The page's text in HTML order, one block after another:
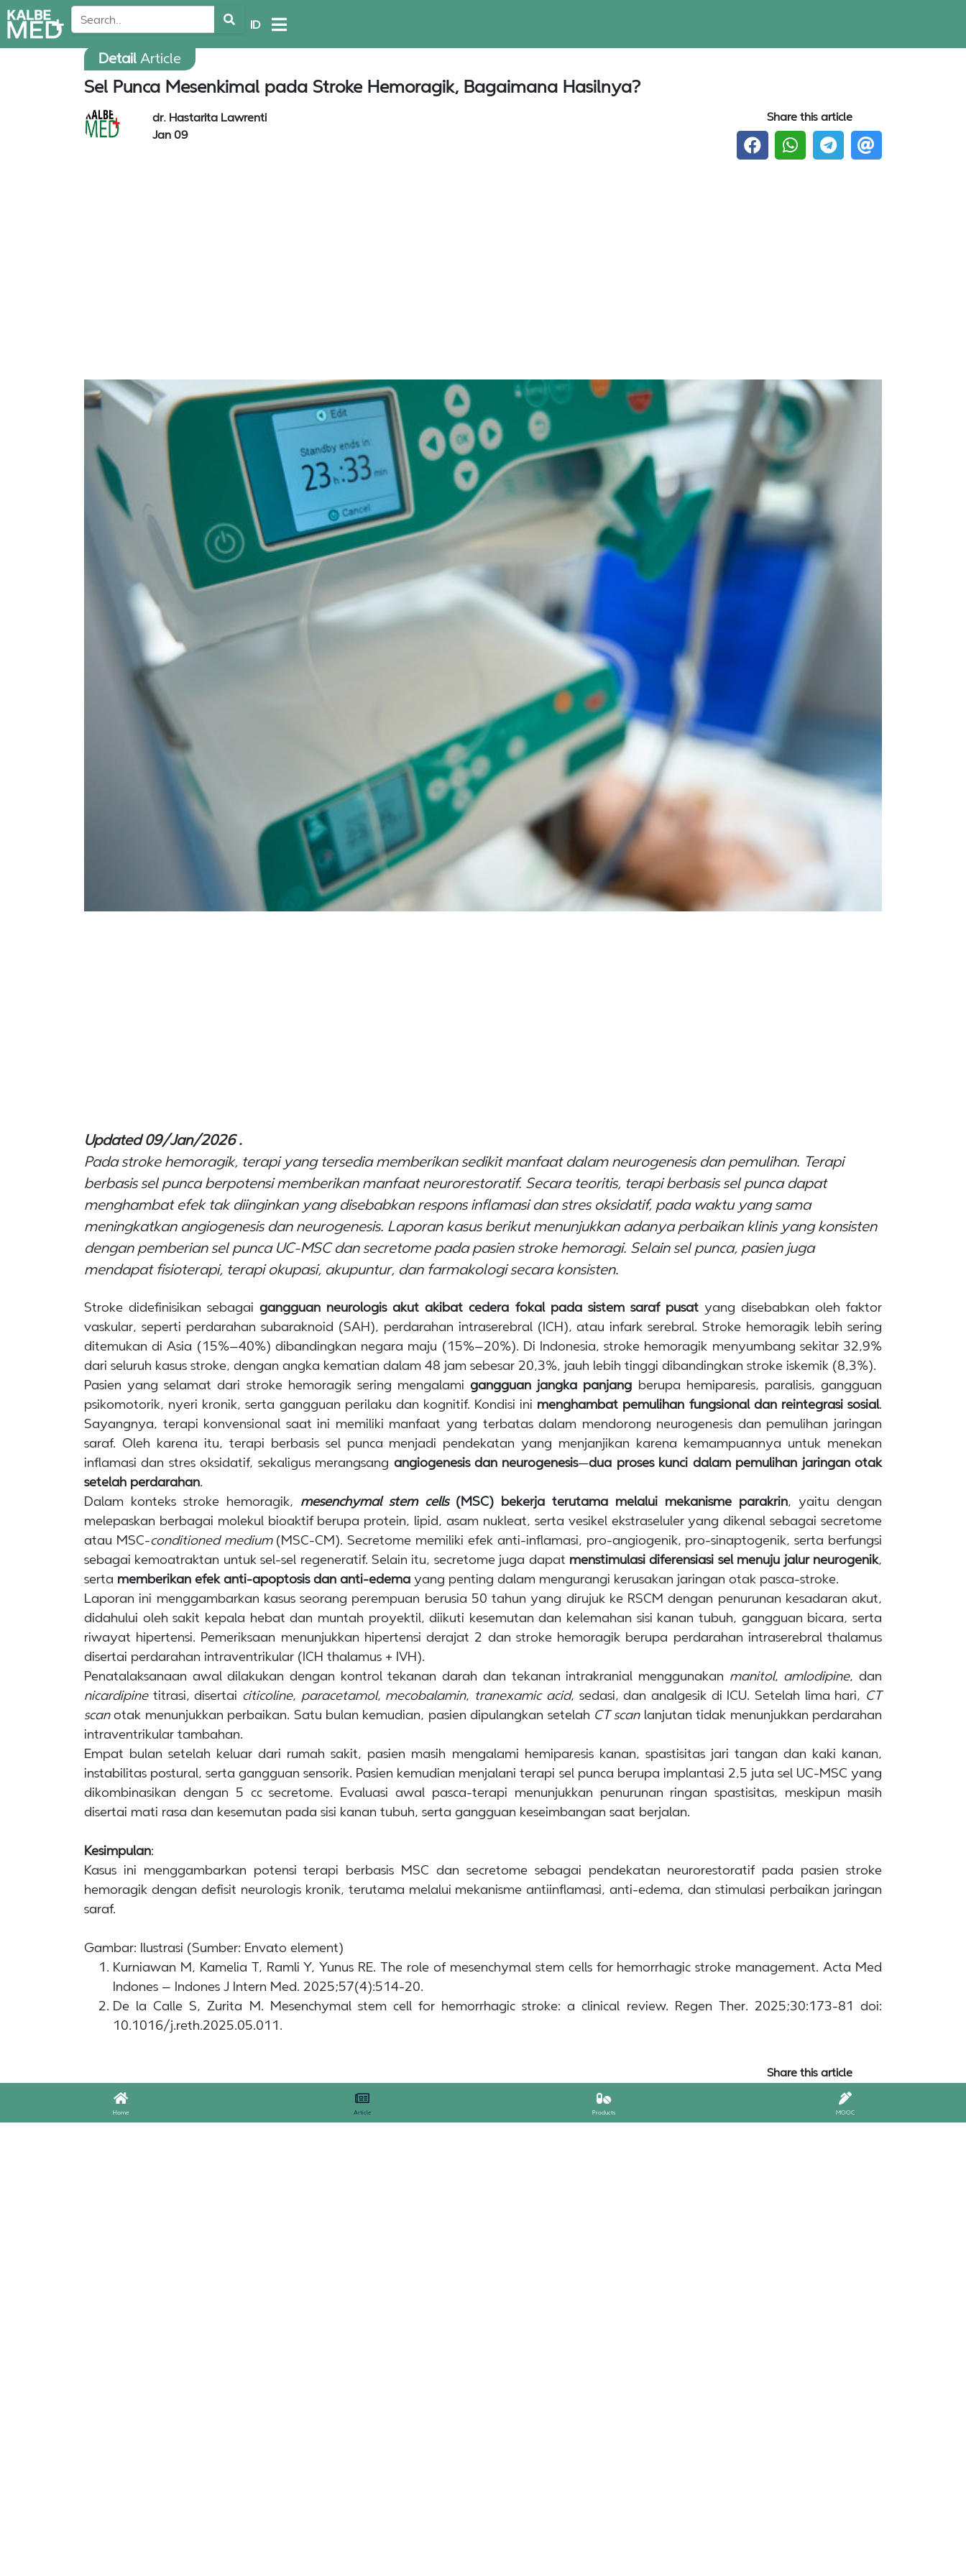
ID
Detail Article
Sel Punca Mesenkimal pada Stroke Hemoragik, Bagaimana Hasilnya?
dr. Hastarita Lawrenti
Jan 09
Share this article
Updated 09/Jan/2026 .
Pada stroke hemoragik, terapi yang tersedia memberikan sedikit manfaat dalam neurogenesis dan pemulihan. Terapi
berbasis sel punca berpotensi memberikan manfaat neurorestoratif. Secara teoritis, terapi berbasis sel punca dapat
menghambat efek tak diinginkan yang disebabkan respons inflamasi dan stres oksidatif, pada waktu yang sama
meningkatkan angiogenesis dan neurogenesis. Laporan kasus berikut menunjukkan adanya perbaikan klinis yang konsisten
dengan pemberian sel punca UC-MSC dan secretomepada pasien stroke hemoragi. Selain sel punca, pasien juga
mendapat fisioterapi, terapi okupasi, akupuntur, dan farmakologi secara konsisten.
Stroke didefinisikan sebagaigangguan neurologis akut akibat cedera fokal pada sistem saraf pusatyang disebabkan oleh faktor
vaskular, seperti perdarahan subaraknoid (SAH), perdarahan intraserebral (ICH), atau infark serebral. Stroke hemoragik lebih sering
ditemukan di Asia (15%–40%) dibandingkan negara maju (15%–20%). Di Indonesia, stroke hemoragik menyumbang sekitar 32,9%
dari seluruh kasus stroke, dengan angka kematian dalam 48 jam sebesar 20,3%, jauh lebih tinggi dibandingkan stroke iskemik (8,3%).
Pasien yang selamat dari stroke hemoragik sering mengalamigangguan jangka panjang berupa hemiparesis, paralisis, gangguan
psikomotorik, nyeri kronik, serta gangguan perilaku dan kognitif. Kondisi ini menghambat pemulihan fungsional dan reintegrasi sosial.
Sayangnya, terapi konvensional saat ini memiliki manfaat yang terbatas dalam mendorong neurogenesis dan pemulihan jaringan
saraf. Oleh karena itu, terapi berbasis sel punca menjadi pendekatan yang menjanjikan karena kemampuannya untuk menekan
inflamasi dan stres oksidatif, sekaligus merangsang angiogenesis dan neurogenesis—dua proses kunci dalam pemulihan jaringan otak
setelah perdarahan.
Dalam konteks stroke hemoragik, mesenchymal stem cells(MSC) bekerja terutama melalui mekanisme parakrin, yaitu dengan
melepaskan berbagai molekul bioaktif berupa protein, lipid, asam nukleat, serta vesikel ekstraseluler yang dikenal sebagai secretome
atau MSC-conditioned medium (MSC-CM). Secretome memiliki efek anti-inflamasi, pro-angiogenik, pro-sinaptogenik, serta berfungsi
sebagai kemoatraktan untuk sel-sel regeneratif. Selain itu, secretome juga dapat menstimulasi diferensiasi sel menuju jalur neurogenik,
serta memberikan efek anti-apoptosis dan anti-edema yang penting dalam mengurangi kerusakan jaringan otak pasca-stroke.
Laporan ini menggambarkan kasus seorang perempuan berusia 50 tahun yang dirujuk ke RSCM dengan penurunan kesadaran akut,
didahului oleh sakit kepala hebat dan muntah proyektil, diikuti kesemutan dan kelemahan sisi kanan tubuh, gangguan bicara, serta
riwayat hipertensi. Pemeriksaan menunjukkan hipertensi derajat 2 dan stroke hemoragik berupa perdarahan intraserebral thalamus
disertai perdarahan intraventrikular (ICH thalamus + IVH).
Penatalaksanaan awal dilakukan dengan kontrol tekanan darah dan tekanan intrakranial menggunakan manitol, amlodipine, dan
nicardipinetitrasi, disertai citicoline, paracetamol, mecobalamin, tranexamic acid, sedasi, dan analgesik di ICU. Setelah lima hari, CT
scanotak menunjukkan perbaikan. Satu bulan kemudian, pasien dipulangkan setelah CT scanlanjutan tidak menunjukkan perdarahan
intraventrikular tambahan.
Empat bulan setelah keluar dari rumah sakit, pasien masih mengalami hemiparesis kanan, spastisitas jari tangan dan kaki kanan,
instabilitas postural, serta gangguan sensorik. Pasien kemudian menjalani terapi sel punca berupa implantasi 2,5 juta sel UC-MSC yang
dikombinasikan dengan 5 cc secretome. Evaluasi awal pasca-terapi menunjukkan penurunan ringan spastisitas, meskipun masih
disertai mati rasa dan kesemutan pada sisi kanan tubuh, serta gangguan keseimbangan saat berjalan.
Kesimpulan:
Kasus ini menggambarkan potensi terapi berbasis MSC dan secretome sebagai pendekatan neurorestoratif pada pasien stroke
hemoragik dengan defisit neurologis kronik, terutama melalui mekanisme antiinflamasi, anti-edema, dan stimulasi perbaikan jaringan
saraf.
Gambar: Ilustrasi (Sumber: Envato element)
Kurniawan M, Kamelia T, Ramli Y, Yunus RE. The role of mesenchymal stem cells for hemorrhagic stroke management. Acta Med
Indones – Indones J Intern Med. 2025;57(4):514-20.
De la Calle S, Zurita M. Mesenchymal stem cell for hemorrhagic stroke: a clinical review. Regen Ther. 2025;30:173-81 doi:
10.1016/j.reth.2025.05.011.
Share this article
Home Article Products MOOC